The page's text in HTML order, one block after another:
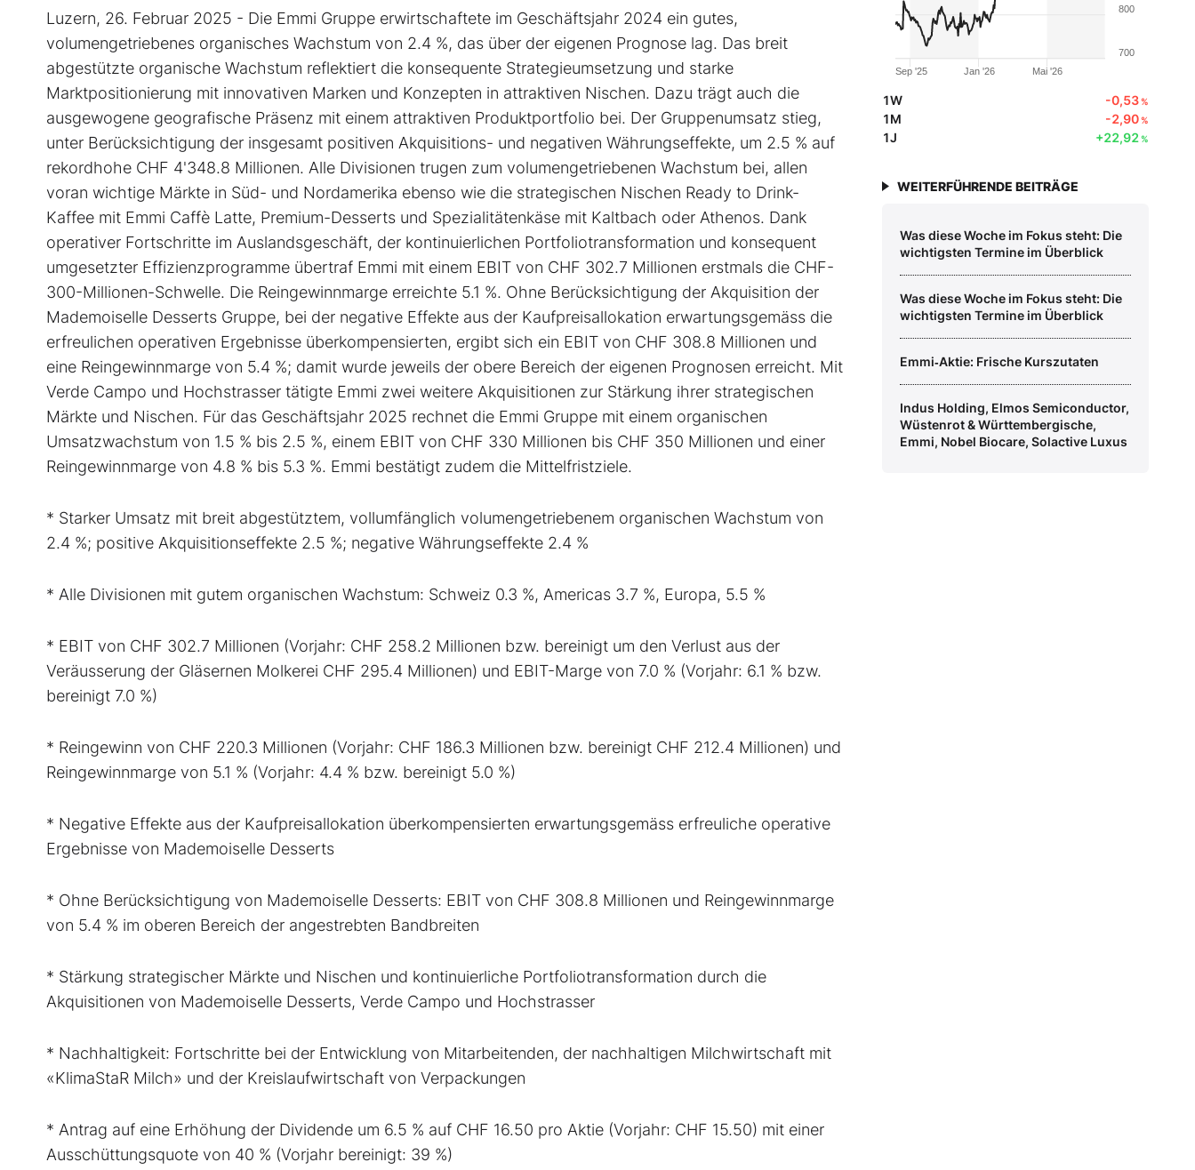
Luzern, 26. Februar 2025 - Die Emmi Gruppe erwirtschaftete im Geschäftsjahr 2024 ein gutes,
volumengetriebenes organisches Wachstum von 2.4 %, das über der eigenen Prognose lag. Das breit
abgestützte organische Wachstum reflektiert die konsequente Strategieumsetzung und starke
Marktpositionierung mit innovativen Marken und Konzepten in attraktiven Nischen. Dazu trägt auch die
ausgewogene geografische Präsenz mit einem attraktiven Produktportfolio bei. Der Gruppenumsatz stieg,
unter Berücksichtigung der insgesamt positiven Akquisitions- und negativen Währungseffekte, um 2.5 % auf
rekordhohe CHF 4'348.8 Millionen. Alle Divisionen trugen zum volumengetriebenen Wachstum bei, allen
voran wichtige Märkte in Süd- und Nordamerika ebenso wie die strategischen Nischen Ready to Drink-
Kaffee mit Emmi Caffè Latte, Premium-Desserts und Spezialitätenkäse mit Kaltbach oder Athenos. Dank
operativer Fortschritte im Auslandsgeschäft, der kontinuierlichen Portfoliotransformation und konsequent
umgesetzter Effizienzprogramme übertraf Emmi mit einem EBIT von CHF 302.7 Millionen erstmals die CHF-
300-Millionen-Schwelle. Die Reingewinnmarge erreichte 5.1 %. Ohne Berücksichtigung der Akquisition der
Mademoiselle Desserts Gruppe, bei der negative Effekte aus der Kaufpreisallokation erwartungsgemäss die
erfreulichen operativen Ergebnisse überkompensierten, ergibt sich ein EBIT von CHF 308.8 Millionen und
eine Reingewinnmarge von 5.4 %; damit wurde jeweils der obere Bereich der eigenen Prognosen erreicht. Mit
Verde Campo und Hochstrasser tätigte Emmi zwei weitere Akquisitionen zur Stärkung ihrer strategischen
Märkte und Nischen. Für das Geschäftsjahr 2025 rechnet die Emmi Gruppe mit einem organischen
Umsatzwachstum von 1.5 % bis 2.5 %, einem EBIT von CHF 330 Millionen bis CHF 350 Millionen und einer
Reingewinnmarge von 4.8 % bis 5.3 %. Emmi bestätigt zudem die Mittelfristziele.
* Starker Umsatz mit breit abgestütztem, vollumfänglich volumengetriebenem organischen Wachstum von
2.4 %; positive Akquisitionseffekte 2.5 %; negative Währungseffekte 2.4 %
* Alle Divisionen mit gutem organischen Wachstum: Schweiz 0.3 %, Americas 3.7 %, Europa, 5.5 %
* EBIT von CHF 302.7 Millionen (Vorjahr: CHF 258.2 Millionen bzw. bereinigt um den Verlust aus der
Veräusserung der Gläsernen Molkerei CHF 295.4 Millionen) und EBIT-Marge von 7.0 % (Vorjahr: 6.1 % bzw.
bereinigt 7.0 %)
* Reingewinn von CHF 220.3 Millionen (Vorjahr: CHF 186.3 Millionen bzw. bereinigt CHF 212.4 Millionen) und
Reingewinnmarge von 5.1 % (Vorjahr: 4.4 % bzw. bereinigt 5.0 %)
* Negative Effekte aus der Kaufpreisallokation überkompensierten erwartungsgemäss erfreuliche operative
Ergebnisse von Mademoiselle Desserts
* Ohne Berücksichtigung von Mademoiselle Desserts: EBIT von CHF 308.8 Millionen und Reingewinnmarge
von 5.4 % im oberen Bereich der angestrebten Bandbreiten
* Stärkung strategischer Märkte und Nischen und kontinuierliche Portfoliotransformation durch die
Akquisitionen von Mademoiselle Desserts, Verde Campo und Hochstrasser
* Nachhaltigkeit: Fortschritte bei der Entwicklung von Mitarbeitenden, der nachhaltigen Milchwirtschaft mit
«KlimaStaR Milch» und der Kreislaufwirtschaft von Verpackungen
* Antrag auf eine Erhöhung der Dividende um 6.5 % auf CHF 16.50 pro Aktie (Vorjahr: CHF 15.50) mit einer
Ausschüttungsquote von 40 % (Vorjahr bereinigt: 39 %)
Jan '26
Sep '25 Mai '26
700
800
1W -0,53%
1M -2,90%
1J +22,92%
WEITERFÜHRENDE BEITRÄGE
Was diese Woche im Fokus steht: Die
wichtigsten Termine im Überblick
Was diese Woche im Fokus steht: Die
wichtigsten Termine im Überblick
Emmi‑Aktie: Frische Kurszutaten
Indus Holding, Elmos Semiconductor,
Wüstenrot & Württembergische,
Emmi, Nobel Biocare, Solactive Luxus